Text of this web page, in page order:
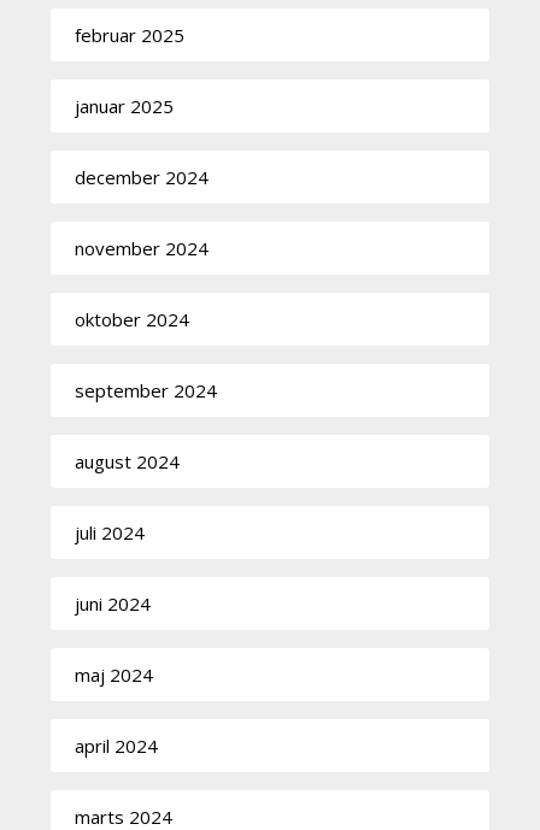
februar 2025
januar 2025
december 2024
november 2024
oktober 2024
september 2024
august 2024
juli 2024
juni 2024
maj 2024
april 2024
marts 2024